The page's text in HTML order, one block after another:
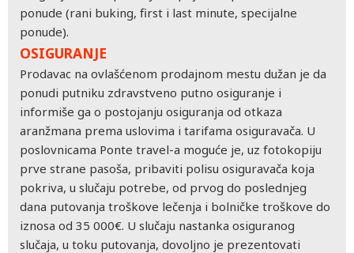
ponude (rani buking, first i last minute, specijalne
ponude).
OSIGURANJE
Prodavac na ovlašćenom prodajnom mestu dužan je da
ponudi putniku zdravstveno putno osiguranje i
informiše ga o postojanju osiguranja od otkaza
aranžmana prema uslovima i tarifama osiguravača. U
poslovnicama Ponte travel-a moguće je, uz fotokopiju
prve strane pasoša, pribaviti polisu osiguravača koja
pokriva, u slučaju potrebe, od prvog do poslednjeg
dana putovanja troškove lečenja i bolničke troškove do
iznosa od 35 000€. U slučaju nastanka osiguranog
slučaja, u toku putovanja, dovoljno je prezentovati